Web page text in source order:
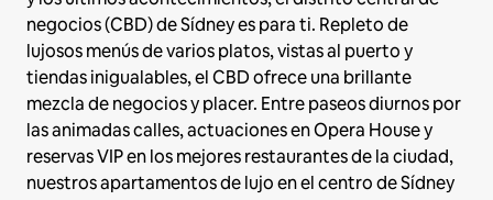
negocios (CBD) de Sídney es para ti. Repleto de
lujosos menús de varios platos, vistas al puerto y
tiendas inigualables, el CBD ofrece una brillante
mezcla de negocios y placer. Entre paseos diurnos por
las animadas calles, actuaciones en Opera House y
reservas VIP en los mejores restaurantes de la ciudad,
nuestros apartamentos de lujo en el centro de Sídney